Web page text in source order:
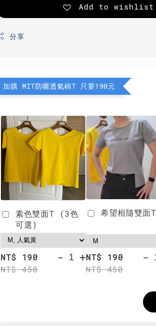
Add to wishlist
分享
加購 MIT防曬透氣棉T 只要190元
素色雙面T (3色
可選)
NT$ 190
NT$ 450
- +
希望相隨雙面T
NT$ 190
NT$ 450
-